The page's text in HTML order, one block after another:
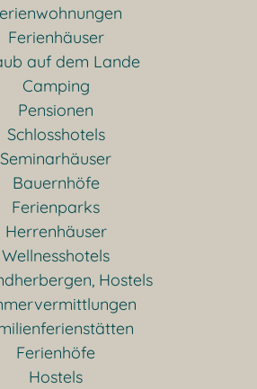
Ferienhäuser
auf dem Lande
Camping
Pensionen
Schlosshotels
Seminarhäuser
Bauernhöfe
Ferienparks
Herrenhäuser
Wellnesshotels
Hostels
Ferienhöfe
Hostels